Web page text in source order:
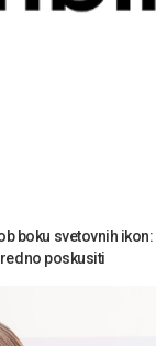
boku svetovnih
poskusiti